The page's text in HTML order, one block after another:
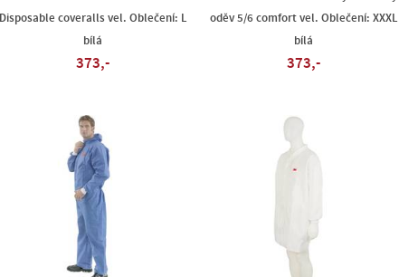
Disposable coveralls vel. Oblečení: L
bílá
373,-
oděv 5/6 comfort vel. Oblečení: XXXL
bílá
373,-